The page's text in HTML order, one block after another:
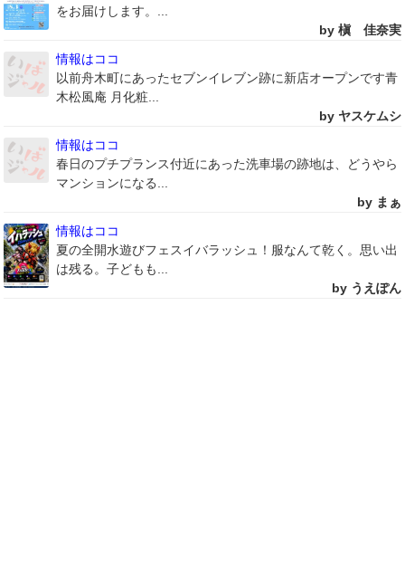
をお届けします。...
by 槇 佳奈実
情報はココ
以前舟木町にあったセブンイレブン跡に新店オープンです青
木松風庵 月化粧...
by ヤスケムシ
情報はココ
春日のプチプランス付近にあった洗車場の跡地は、どうやら
マンションになる...
by まぁ
情報はココ
夏の全開水遊びフェスイバラッシュ！服なんて乾く。思い出
は残る。子どもも...
by うえぽん